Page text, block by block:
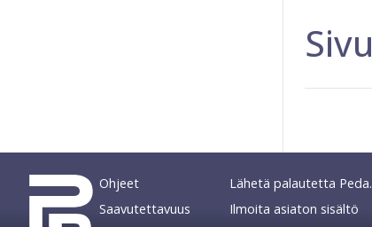
Ohjeet
Saavutettavuus
Lähetä palautetta
Ilmoita asiaton sisältö